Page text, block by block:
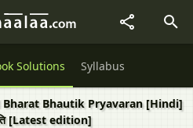
Solutions Syllabus
Bharat Bhautik Pryavaran [Hindi]
[Latest edition]